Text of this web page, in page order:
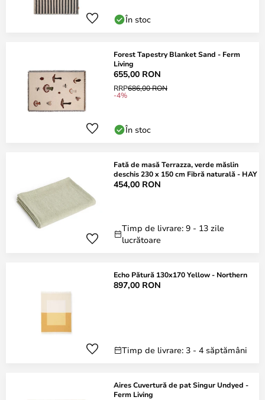
În stoc
Forest Tapestry Blanket Sand - Ferm
Living
655,00 RON
RRP686,00 RON
-4%
În stoc
Fată de masă Terrazza, verde măslin
deschis 230 x 150 cm Fibră naturală - HAY
454,00 RON
Timp de livrare: 9 - 13 zile
lucrătoare
Echo Pătură 130x170 Yellow - Northern
897,00 RON
Timp de livrare: 3 - 4 săptămâni
Aires Cuvertură de pat Singur Undyed -
Ferm Living